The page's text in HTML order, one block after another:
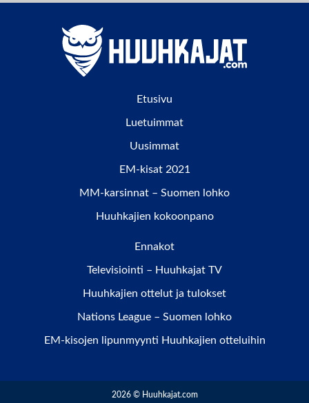
Etusivu
Luetuimmat
Uusimmat
EM-kisat 2021
MM-karsinnat – Suomen lohko
Huuhkajien kokoonpano
Ennakot
Televisiointi – Huuhkajat TV
Huuhkajien ottelut ja tulokset
Nations League – Suomen lohko
EM-kisojen lipunmyynti Huuhkajien otteluihin
2026 © Huuhkajat.com